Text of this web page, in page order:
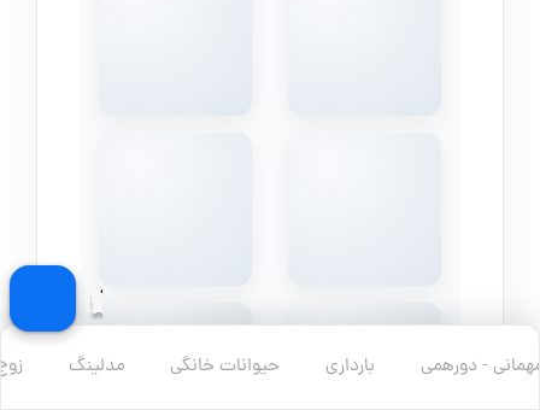
- دورهمی بارداری حیوانات خانگی مدلینگ